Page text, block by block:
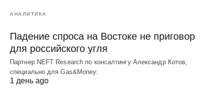
АНАЛИТИКА
Падение спроса на Востоке не приговор
для российского угля
Партнер NEFT Research по консалтингу Александр Котов,
специально для Gas&Money:
1 день ago